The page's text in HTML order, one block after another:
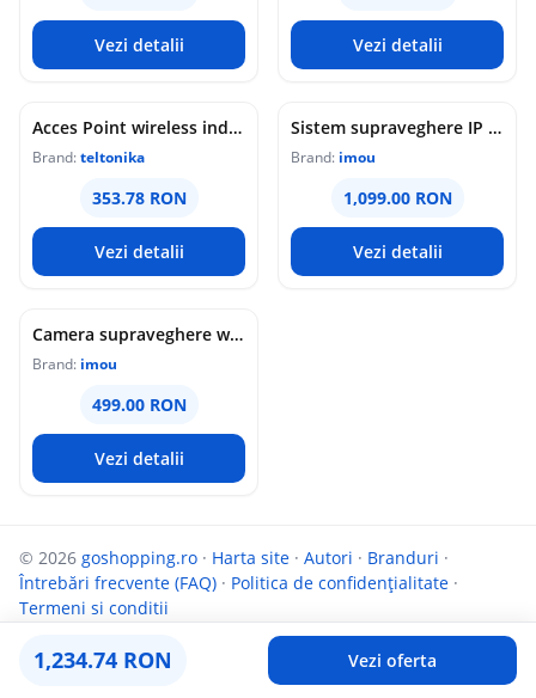
1,234.74 RON Vezi oferta
Vezi detalii Vezi detalii
Acces Point wireless industrial Teltonika DAP145, RS485, WiFi 4, Mesh, STA, 1x antena RP-SMA, 2x LAN 10/100 Mbps, PoE pasiv, sina DIN
Brand:teltonika
353.78 RON
Vezi detalii
Sistem supraveghere IP WiFi 6 cu panou solar Imou Full Color AOV AIR 2, 2 camere, 5MP, slot card, microfon/difuzor, IR/lumina alba 15m, 5000mAh, detectie om/vehicul, sirena
Brand: imou
1,099.00 RON
Vezi detalii
Camera supraveghere wireless IP PT Imou Titan Pro 4G LTE Active Deterrence IPC-U7LP-6T0T, 6 MP, 3.6 mm, IR 30 m, microfon si difuzor, slot card, night vision color, auto-tracking, detectie miscare, alarma, PoE
Brand: imou
499.00 RON
Vezi detalii
© 2026 goshopping.ro · Harta site · Autori · Branduri ·
Întrebări frecvente (FAQ) · Politica de confidențialitate ·
Termeni si conditii
Parteneri:InfoCompanii.ro Targuldecarti.ro